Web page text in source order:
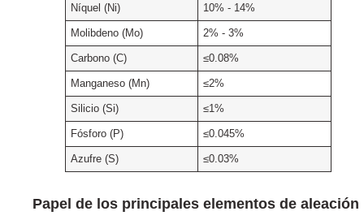
Níquel (Ni) 10% - 14%
Molibdeno (Mo) 2% - 3%
Carbono (C) ≤0.08%
Manganeso (Mn) ≤2%
Silicio (Si) ≤1%
Fósforo (P) ≤0.045%
Azufre (S) ≤0.03%
Papel de los principales elementos de aleación